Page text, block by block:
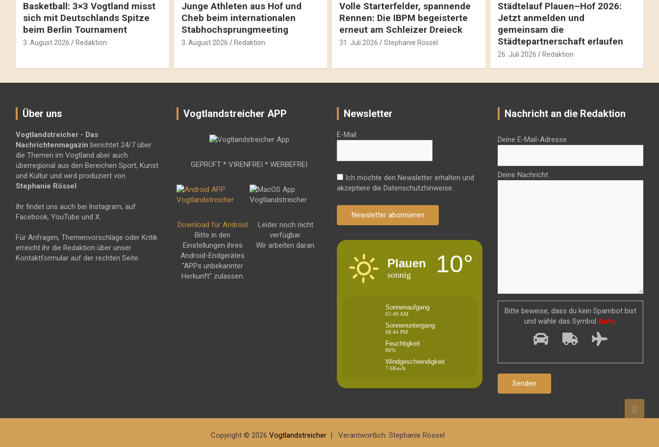
Basketball: 3×3 Vogtland misst
sich mit Deutschlands Spitze
beim Berlin Tournament
3. August 2026 Redaktion
Junge Athleten aus Hof und
Cheb beim internationalen
Stabhochsprungmeeting
3. August 2026 Redaktion
Volle Starterfelder, spannende
Rennen: Die IBPM begeisterte
erneut am Schleizer Dreieck
31. Juli 2026 Stephanie Rössel
Städtelauf Plauen–Hof 2026:
Jetzt anmelden und
gemeinsam die
Städtepartnerschaft erlaufen
26. Juli 2026 Redaktion
Über uns
Vogtlandstreicher - Das
Nachrichtenmagazin berichtet 24/7 über
die Themen im Vogtland aber auch
überregional aus den Bereichen Sport, Kunst
und Kultur und wird produziert von
Stephanie Rössel.
Ihr findet uns auch bei Instagram, auf
Facebook, YouTube und X.
Für Anfragen, Themenvorschläge oder Kritik
erreicht ihr die Redaktion über unser
Kontaktformular auf der rechten Seite.
Vogtlandstreicher APP
GEPRÜFT * VIRENFREI * WERBEFREI
Download für Android
Bitte in den
Einstellungen ihres
Android-Endgerätes
"APPs unbekannter
Herkunft" zulassen.
Leider noch nicht
verfügbar.
Wir arbeiten daran.
Newsletter
E-Mail
Ich möchte den Newsletter erhalten und
akzeptiere die Datenschutzhinweise.
Newsletter abonnieren
Plauen
sonnig 10°
Sonnenaufgang
05:49 AM
Sonnenuntergang
08:44 PM
Feuchtigkeit
86%
Windgeschwindigkeit
7.6Km/h
Nachricht an die Redaktion
Deine E-Mail-Adresse
Deine Nachricht
Bitte beweise, dass du kein Spambot bist
und wähle das Symbol Auto.
Copyright © 2026 Vogtlandstreicher Verantwortlich: Stephanie Rössel